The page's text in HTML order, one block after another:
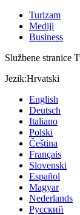
Turizam
Mediji
Business
Službene stranice
Jezik:Hrvatski
English
Deutsch
Italiano
Polski
Čeština
Français
Slovenski
Español
Magyar
Nederlands
Русский